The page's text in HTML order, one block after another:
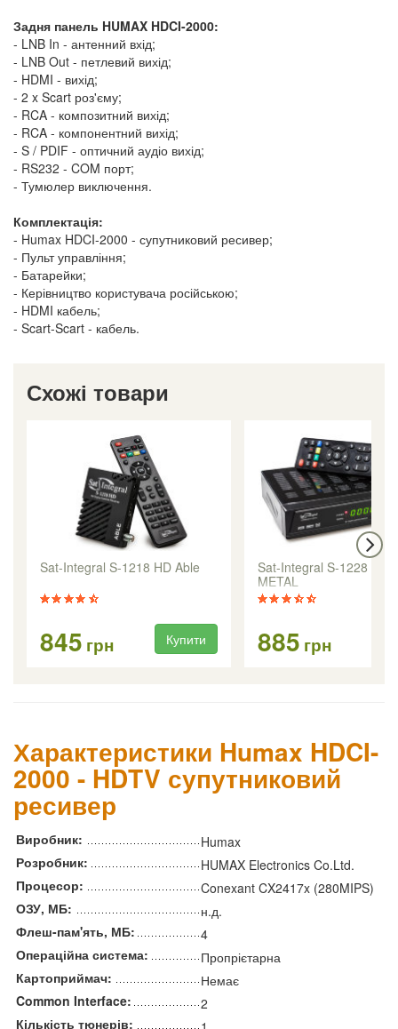
Задня панель HUMAX HDCI-2000:
- LNB In - антенний вхід;
- LNB Out - петлевий вихід;
- HDMI - вихід;
- 2 x Scart роз'єму;
- RCA - композитний вихід;
- RCA - компонентний вихід;
- S / PDIF - оптичний аудіо вихід;
- RS232 - COM порт;
- Тумюлер виключення.
Комплектація:
- Humax HDCI-2000 - супутниковий ресивер;
- Пульт управління;
- Батарейки;
- Керівництво користувача російською;
- HDMI кабель;
- Scart-Scart - кабель.
Схожі товари
Sat-Integral S-1218 HD Able
845 грн Купити
Sat-Integral S-1228 HD
METAL
885 грн
Характеристики Humax HDCI-
2000 - HDTV супутниковий
ресивер
Виробник:
Humax
Розробник:
HUMAX Electronics Co.Ltd.
Процесор:
Conexant CX2417x (280MIPS)
ОЗУ, МБ:
н.д.
Флеш-пам'ять, МБ:
4
Операційна система:
Пропрієтарна
Картоприймач:
Немає
Common Interface:
2
Кількість тюнерів: